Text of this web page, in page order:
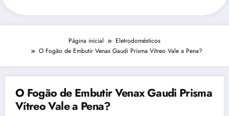
Página inicial
Eletrodomésticos
O Fogão de Embutir Venax Gaudi Prisma Vítreo Vale a Pena?
O Fogão de Embutir Venax Gaudi Prisma
Vítreo Vale a Pena?